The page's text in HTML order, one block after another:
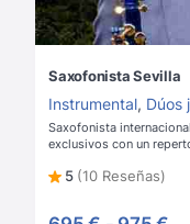
Saxofonista Sevilla
Instrumental, Dúos
Saxofonista
exclusivos con un
5 (10 Reseñas)